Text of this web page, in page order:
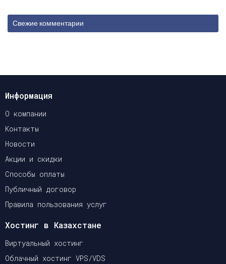
Свежие комментарии
Информация
О компании
Контакты
Новости
Акции и скидки
Способы оплаты
Публичный договор
Правила пользования услуг
Хостинг в Казахстане
Виртуальный хостинг
Облачный хостинг VPS/VDS